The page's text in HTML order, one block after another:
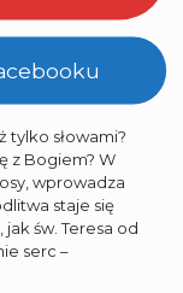
tylko słowami?
z Bogiem? W
wprowadza
staje się
św. Teresa od
serc –